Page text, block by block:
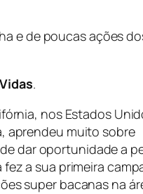
e de poucas ações
.
nos Estados
aprendeu muito sobre
dar oportunidade a
a sua primeira
super bacanas na